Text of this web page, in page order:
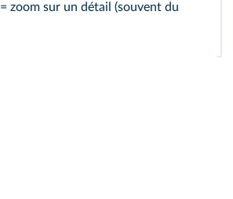
= zoom sur un détail (souvent du